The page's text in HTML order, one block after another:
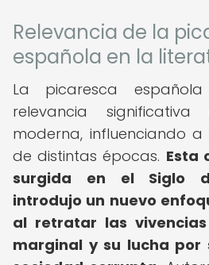
Relevancia de la
española en la
La picaresca
relevancia
moderna, influenciando
de distintas épocas. Esta
surgida en el Siglo
introdujo un nuevo
al retratar las
marginal y su lucha por